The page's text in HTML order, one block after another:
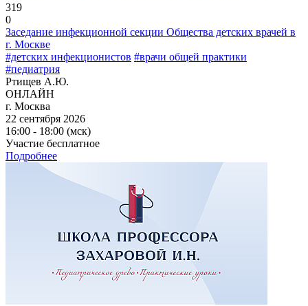
319
0
Заседание инфекционной секции Общества детских врачей в
г. Москве
#детских инфекционистов #врачи общей практики
#педиатрия
Ртищев А.Ю.
ОНЛАЙН
г. Москва
22 сентября 2026
16:00 - 18:00 (мск)
Участие бесплатное
Подробнее